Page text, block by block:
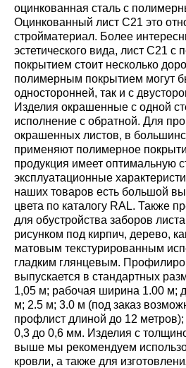
оцинкованная сталь с
Оцинкованный лист С21 это
стройматериал. Более
эстетического вида, лист С21 с
покрытием стоит несколько
полимерным покрытием могут
односторонней, так и с
Изделия окрашенные с одной
исполнение с обратной. Для
окрашенных листов, в
применяют полимерное
продукция имеет оптимальную
эксплуатационные
наших товаров есть большой
цвета по каталогу RAL. Также
для обустройства заборов
рисунком под кирпич, дерево,
матовым текстурированным
гладким глянцевым.
выпускается в стандартных
1,05 м; рабочая ширина 1.00 м;
м; 2.5 м; 3.0 м (под заказ
профлист длиной до 12
0,3 до 0,6 мм. Изделия с
выше мы рекомендуем
кровли, а также для